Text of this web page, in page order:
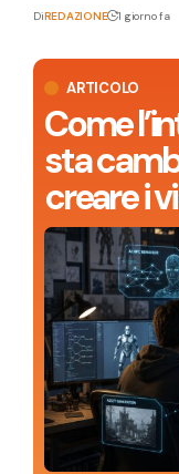
ARTICOLO
Come
sta
creare i
DiREDAZIONE 1 giorno fa